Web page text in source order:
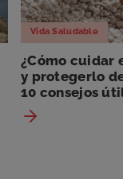
Vida Saludable
¿Cómo cuidar
y protegerlo
10 consejos